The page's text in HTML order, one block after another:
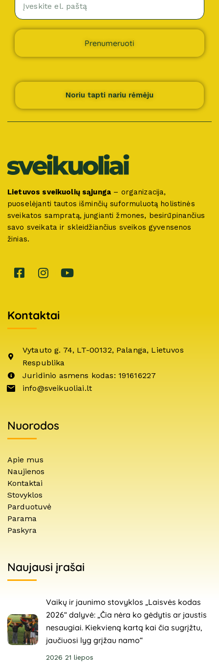
Prenumeruoti
Noriu tapti nariu rėmėju
Lietuvos sveikuolių sąjunga – organizacija,
puoselėjanti tautos išminčių suformuluotą holistinės
sveikatos sampratą, jungianti žmones, besirūpinančius
savo sveikata ir skleidžiančius sveikos gyvensenos
žinias.
Kontaktai
Vytauto g. 74, LT-00132, Palanga, Lietuvos
Respublika
Juridinio asmens kodas: 191616227
info@sveikuoliai.lt
Nuorodos
Apie mus
Naujienos
Kontaktai
Stovyklos
Parduotuvė
Parama
Paskyra
Naujausi įrašai
Vaikų ir jaunimo stovyklos „Laisvės kodas
2026“ dalyvė: „Čia nėra ko gėdytis ar jaustis
nesaugiai. Kiekvieną kartą kai čia sugrįžtu,
jaučiuosi lyg grįžau namo“
2026 21 liepos